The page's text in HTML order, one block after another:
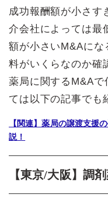
成功報酬額が小さす
介会社によっては最
額が小さいM&Aにな
料がいくらなのか確
薬局に関するM&Aで
ては以下の記事でも
【関連】薬局の譲渡支援
説！
【東京/大阪】調